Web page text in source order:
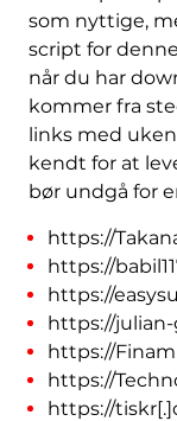
som nyttige,
script for
når du har
kommer fra
links med
kendt for at
bør undgå for
https://
https://
https://
https://julian-
https://
https://
https://